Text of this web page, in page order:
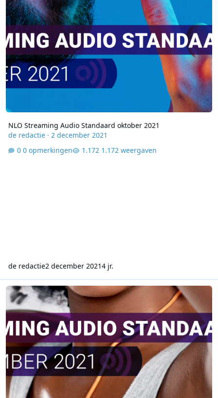
NLO Streaming Audio Standaard oktober 2021
de redactie· 2 december 2021
0 opmerkingen
1.172 weergaven
de redactie2 december 20214 jr.
NLO Streaming Audio Standaard september 2021